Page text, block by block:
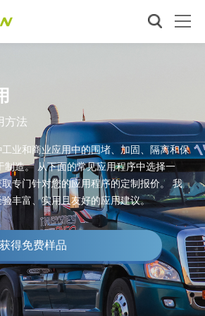
方法
业和商业应用中的围堵、加固、隔离和保
制造。 从下面的常见应用程序中选择一
专门针对您的应用程序的定制报价。 我
丰富、实用且友好的应用建议。
获得免费样品